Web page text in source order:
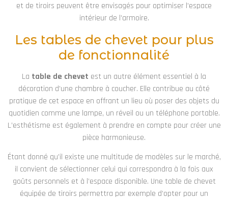
et de tiroirs peuvent être envisagés pour optimiser l’espace
intérieur de l’armoire.
Les tables de chevet pour plus
de fonctionnalité
La table de chevet est un autre élément essentiel à la
décoration d’une chambre à coucher. Elle contribue au côté
pratique de cet espace en offrant un lieu où poser des objets du
quotidien comme une lampe, un réveil ou un téléphone portable.
L’esthétisme est également à prendre en compte pour créer une
pièce harmonieuse.
Étant donné qu’il existe une multitude de modèles sur le marché,
il convient de sélectionner celui qui correspondra à la fois aux
goûts personnels et à l’espace disponible. Une table de chevet
équipée de tiroirs permettra par exemple d’opter pour un